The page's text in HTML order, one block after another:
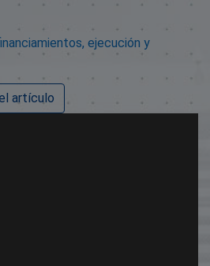
ejecución y
artículo